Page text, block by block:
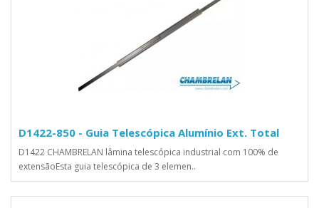
D1422-850 - Guia Telescópica Alumínio Ext. Total
D1422 CHAMBRELAN lâmina telescópica industrial com 100% de
extensãoEsta guia telescópica de 3 elemen..